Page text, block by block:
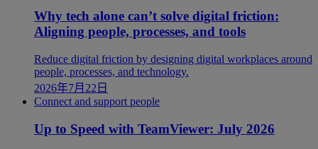
Why tech alone can’t solve digital friction:
Aligning people, processes, and tools
Reduce digital friction by designing digital workplaces around
people, processes, and technology.
2026年7月22日
Connect and support people
Up to Speed with TeamViewer: July 2026